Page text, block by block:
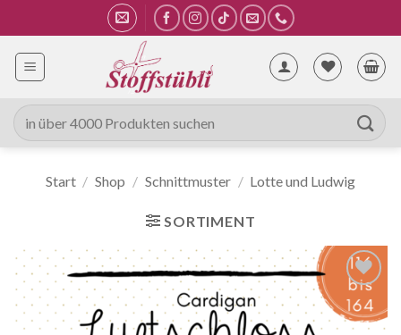
Inhalt
springen
Suche
nach:
Start / Shop / Schnittmuster / Lotte und Ludwig
SORTIMENT
Auf die
Wunschliste